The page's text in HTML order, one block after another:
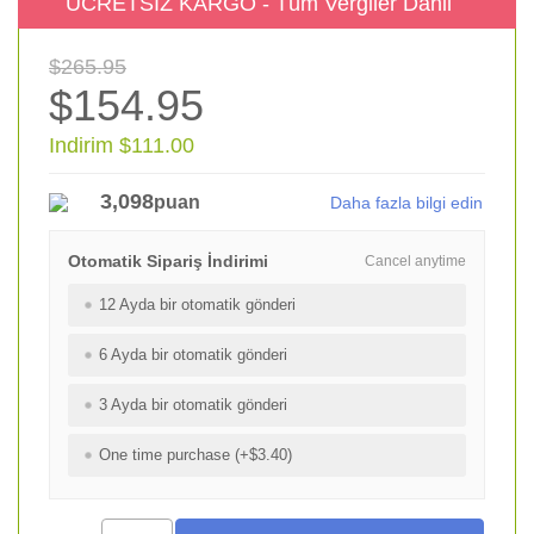
$265.95
$154.95
Indirim $111.00
3,098puan Daha fazla bilgi edin
Cancel anytime
Otomatik Sipariş İndirimi
12 Ayda bir otomatik gönderi
6 Ayda bir otomatik gönderi
3 Ayda bir otomatik gönderi
One time purchase (+$3.40)